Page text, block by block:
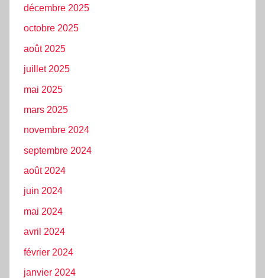
décembre 2025
octobre 2025
août 2025
juillet 2025
mai 2025
mars 2025
novembre 2024
septembre 2024
août 2024
juin 2024
mai 2024
avril 2024
février 2024
janvier 2024